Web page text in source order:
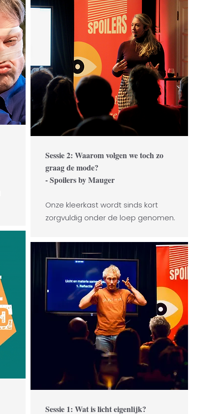
Sessie 2: Waarom volgen we toch zo
graag de mode?
- Spoilers by Mauger
Onze kleerkast wordt sinds kort
zorgvuldig onder de loep genomen.
Sessie 1: Wat is licht eigenlijk?